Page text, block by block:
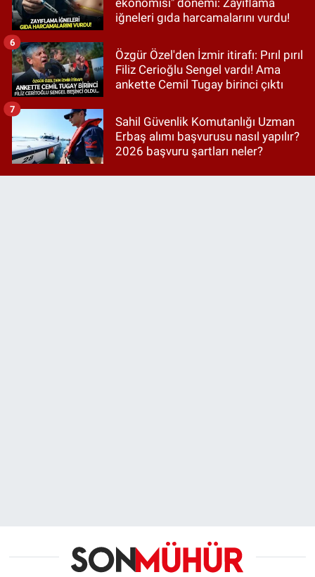
iğneleri gıda harcamalarını vurdu!
Özgür Özel'den İzmir itirafı: Pırıl pırıl
Filiz Cerioğlu Sengel vardı! Ama
ankette Cemil Tugay birinci çıktı
6
Sahil Güvenlik Komutanlığı Uzman
Erbaş alımı başvurusu nasıl yapılır?
2026 başvuru şartları neler?
7